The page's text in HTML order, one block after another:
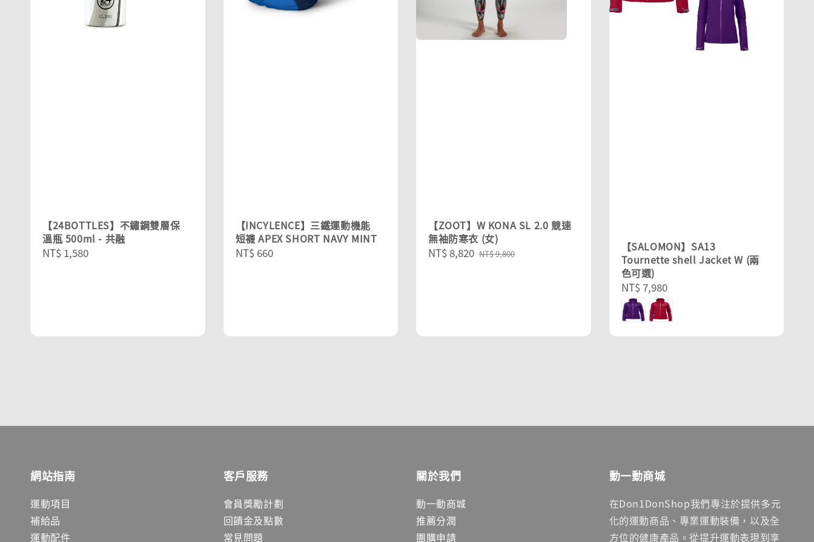
【24BOTTLES】不鏽鋼雙層保
溫瓶 500ml - 共融
Regular
NT$ 1,580
【INCYLENCE】三鐵運動機能
短襪 APEX SHORT NAVY MINT
Regular
NT$ 660
【ZOOT】W KONA SL 2.0 競速
無袖防寒衣 (女)
Sale
NT$ 8,820 Regular
NT$ 9,800
【SALOMON】SA13
Tournette shell Jacket W (兩
色可選)
Regular
price
NT$ 7,980
網站指南
運動項目
補給品
運動配件
客戶服務
會員獎勵計劃
回饋金及點數
常見問題
關於我們
動一動商城
推薦分潤
團購申請
動一動商城
在Don1DonShop我們專注於提供多元
化的運動商品、專業運動裝備，以及全
方位的健康產品。從提升運動表現到享